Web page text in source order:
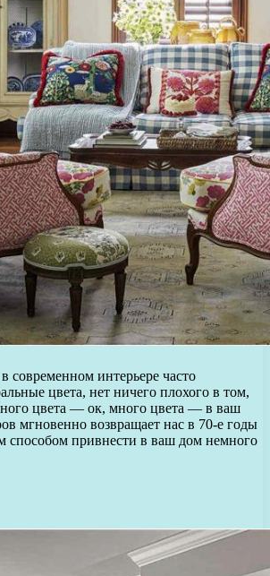
современном интерьере часто
цвета, нет ничего плохого в том,
цвета — ок, много цвета — в ваш
мгновенно возвращает нас в 70-е годы
способом привнести в ваш дом немного